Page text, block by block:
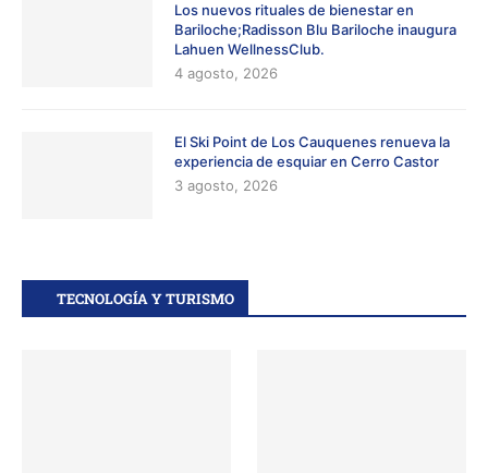
Los nuevos rituales de bienestar en
Bariloche;Radisson Blu Bariloche inaugura
Lahuen WellnessClub.
4 agosto, 2026
El Ski Point de Los Cauquenes renueva la
experiencia de esquiar en Cerro Castor
3 agosto, 2026
TECNOLOGÍA Y TURISMO